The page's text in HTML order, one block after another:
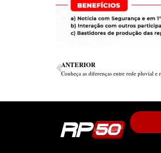
ANTERIOR
Conheça as diferenças entre rede pluvial e